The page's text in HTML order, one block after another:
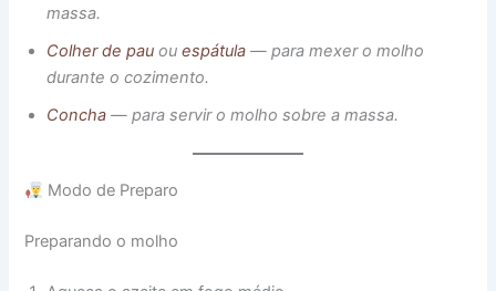
massa.
Colher de pau ouespátula — para mexer o molho
durante o cozimento.
Concha— para servir o molho sobre a massa.
Modo de Preparo
Preparando o molho